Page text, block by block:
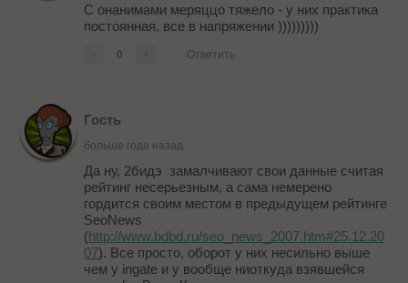
С онанимами меряццо тяжело - у них практика
постоянная, все в напряжении )))))))))
0 Ответить
Гость
больше года назад
Да ну, 2бидэ замалчивают свои данные считая
рейтинг несерьезным, а сама немерено
гордится своим местом в предыдущем рейтинге
SeoNews
(http://www.bdbd.ru/seo_news_2007.htm#25.12.20
07). Все просто, оборот у них несильно выше
чем у ingate и у вообще ниоткуда взявшейся